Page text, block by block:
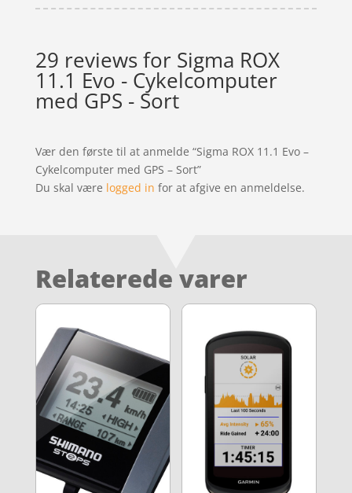
29 reviews for Sigma ROX
11.1 Evo - Cykelcomputer
med GPS - Sort
Vær den første til at anmelde “Sigma ROX 11.1 Evo –
Cykelcomputer med GPS – Sort”
Du skal være logged in for at afgive en anmeldelse.
Relaterede varer